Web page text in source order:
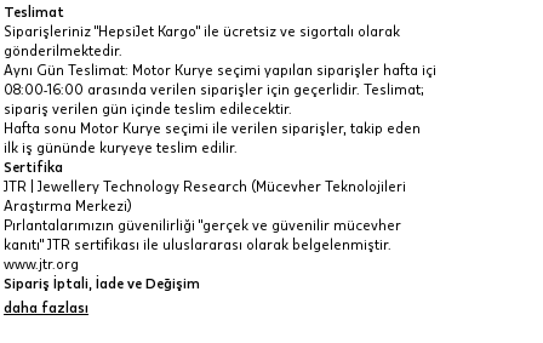
ancak
Taksit Toplamı
16.775 ₺
16.775 ₺
Teslimat
Siparişleriniz "HepsiJet Kargo" ile ücretsiz ve sigortalı olarak
gönderilmektedir.
Aynı Gün Teslimat: Motor Kurye seçimi yapılan siparişler hafta içi
08:00-16:00 arasında verilen siparişler için geçerlidir. Teslimat;
sipariş verilen gün içinde teslim edilecektir.
Hafta sonu Motor Kurye seçimi ile verilen siparişler, takip eden
ilk iş gününde kuryeye teslim edilir.
Sertifika
JTR | Jewellery Technology Research (Mücevher Teknolojileri
Araştırma Merkezi)
Pırlantalarımızın güvenilirliği "gerçek ve güvenilir mücevher
kanıtı" JTR sertifikası ile uluslararası olarak belgelenmiştir.
www.jtr.org
Sipariş İptali, İade ve Değişim
İptal: Kargoya verilmeyen veya faturası oluşmayan siparişlerinizi
daha fazlası